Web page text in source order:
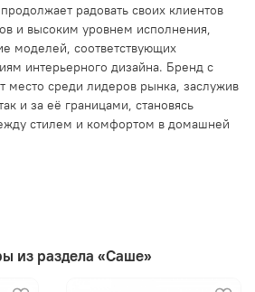
радовать своих клиентов
и высоким уровнем исполнения,
моделей, соответствующих
интерьерного дизайна. Бренд с
место среди лидеров рынка, заслужив
и за её границами, становясь
стилем и комфортом в домашней
из раздела «Саше»